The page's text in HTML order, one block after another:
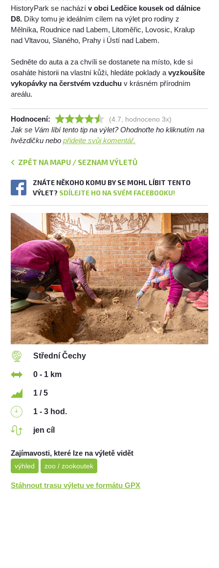
HistoryPark se nacházív obci Ledčice kousek od dálnice
D8. Díky tomu je ideálním cílem na výlet pro rodiny z
Mělníka, Roudnice nad Labem, Litoměřic, Lovosic, Kralup
nad Vltavou, Slaného, Prahy i Ústí nad Labem.
Sedněte do auta a za chvíli se dostanete na místo, kde si
osaháte historii na vlastní kůži, hledáte poklady avyzkoušíte
vykopávky na čerstvém vzduchu v krásném přírodním
areálu.
Hodnocení: (4.7, hodnoceno 3x)
Jak se Vám líbí tento tip na výlet? Ohodnoťte ho kliknutím na
hvězdičku nebopřidejte svůj komentář.
ZPĚT NA MAPU / SEZNAM VÝLETŮ
ZNÁTE NĚKOHO KOMU BY SE MOHL LÍBIT TENTO
VÝLET? SDÍLEJTE HO NA SVÉM FACEBOOKU!
Střední Čechy
0 - 1 km
1 / 5
1 - 3 hod.
jen cíl
Zajímavosti, které lze na výletě vidět
výhled zoo / zookoutek
Stáhnout trasu výletu ve formátu GPX